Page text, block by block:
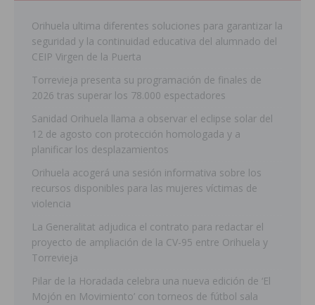
Orihuela ultima diferentes soluciones para garantizar la
seguridad y la continuidad educativa del alumnado del
CEIP Virgen de la Puerta
Torrevieja presenta su programación de finales de
2026 tras superar los 78.000 espectadores
Sanidad Orihuela llama a observar el eclipse solar del
12 de agosto con protección homologada y a
planificar los desplazamientos
Orihuela acogerá una sesión informativa sobre los
recursos disponibles para las mujeres víctimas de
violencia
La Generalitat adjudica el contrato para redactar el
proyecto de ampliación de la CV-95 entre Orihuela y
Torrevieja
Pilar de la Horadada celebra una nueva edición de ‘El
Mojón en Movimiento’ con torneos de fútbol sala